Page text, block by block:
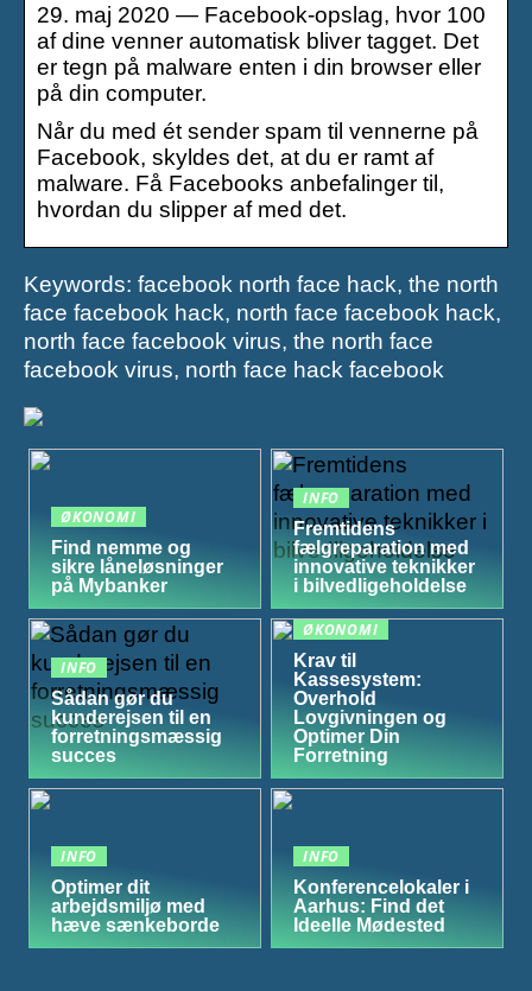
29. maj 2020 — Facebook-opslag, hvor 100
af dine venner automatisk bliver tagget. Det
er tegn på malware enten i din browser eller
på din computer.
Når du med ét sender spam til vennerne på
Facebook, skyldes det, at du er ramt af
malware. Få Facebooks anbefalinger til,
hvordan du slipper af med det.
Keywords: facebook north face hack, the north
face facebook hack, north face facebook hack,
north face facebook virus, the north face
facebook virus, north face hack facebook
ØKONOMI
Find nemme og
sikre låneløsninger
på Mybanker
INFO
Fremtidens
fælgreparation med
innovative teknikker
i bilvedligeholdelse
INFO
Sådan gør du
kunderejsen til en
forretningsmæssig
succes
ØKONOMI
Krav til
Kassesystem:
Overhold
Lovgivningen og
Optimer Din
Forretning
INFO
Optimer dit
arbejdsmiljø med
hæve sænkeborde
INFO
Konferencelokaler i
Aarhus: Find det
Ideelle Mødested